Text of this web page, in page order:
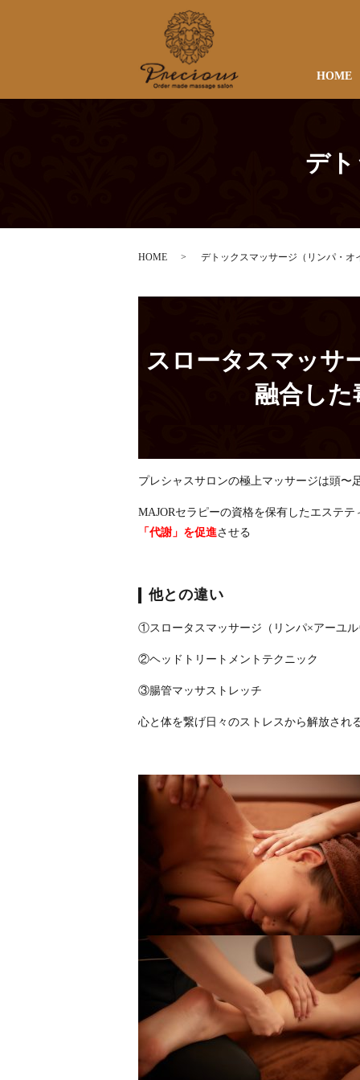
HOME
デ
HOME デトックスマッサージ（リンパ・オ
スロータスマッサ
融合した
プレシャスサロンの極上マッサージは頭〜
MAJORセラピーの資格を保有したエステテ
「代謝」を促進させる
他との違い
①スロータスマッサージ（リンパ×アーユ
②ヘッドトリートメントテクニック
③腸管マッサストレッチ
心と体を繋げ日々のストレスから解放され